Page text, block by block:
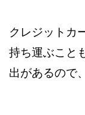
クレジットカ
持ち運ぶこと
出があるので